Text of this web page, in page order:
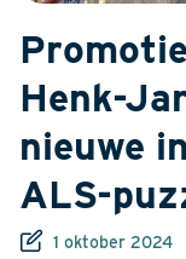
Henk-
nieuwe
ALS-
1 oktober 2024